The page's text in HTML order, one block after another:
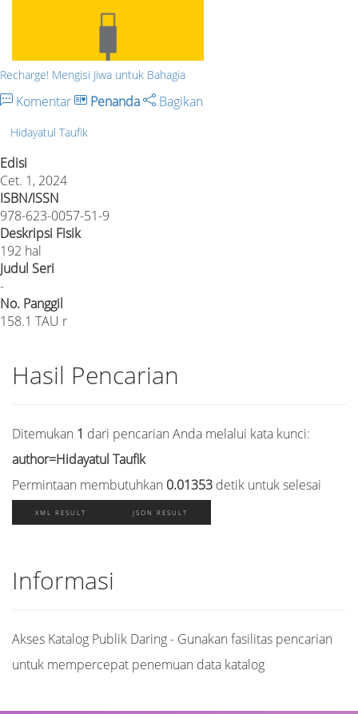
Recharge! Mengisi Jiwa untuk Bahagia
Komentar Penanda Bagikan
Hidayatul Taufik
Edisi
Cet. 1, 2024
ISBN/ISSN
978-623-0057-51-9
Deskripsi Fisik
192 hal
Judul Seri
-
No. Panggil
158.1 TAU r
Hasil Pencarian
Ditemukan 1 dari pencarian Anda melalui kata kunci:
author=Hidayatul Taufik
Permintaan membutuhkan 0.01353 detik untuk selesai
XML RESULT JSON RESULT
Informasi
Akses Katalog Publik Daring - Gunakan fasilitas pencarian
untuk mempercepat penemuan data katalog